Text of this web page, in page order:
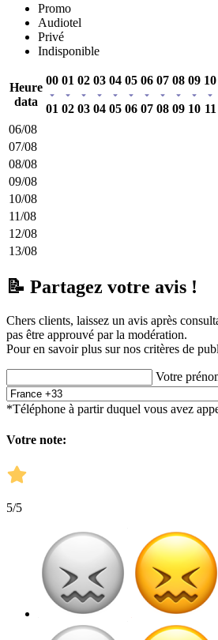
Promo
Audiotel
Privé
Indisponible
Heure
data
00
01
01
02
02
03
03
04
04
05
05
06
06
07
07
08
08
09
09
10
10
11
06/08
07/08
08/08
09/08
10/08
11/08
12/08
13/08
📝 Partagez votre avis !
Chers clients, laissez un avis après
pas être approuvé par la modération.
Pour en savoir plus sur nos critères de
Votre
*Téléphone à partir duquel vous avez
Votre note:
5/5